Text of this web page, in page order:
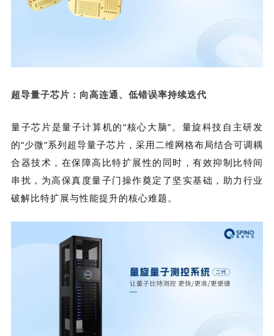
超导量子芯片：向高连通、低错误率持续迭代
量子芯片是量子计算机的“核心大脑”。 量旋科技 自主研发
的“少微”系列超导量子芯片，采用二维网格布局结合可调耦
合器技术，在保障高比特扩展性的同时，有效抑制比特间
串扰，为高保真度量子门操作奠定了坚实基础，助力行业
破解比特扩展与性能提升的核心难题。